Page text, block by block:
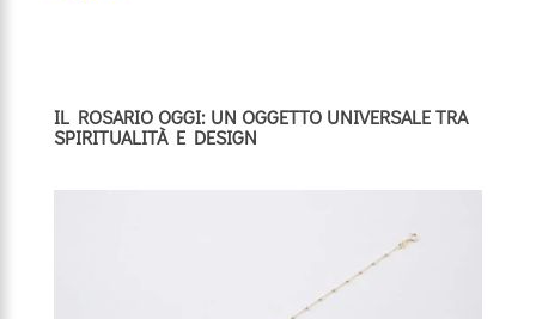
IL ROSARIO OGGI: UN OGGETTO UNIVERSALE TRA
SPIRITUALITÀ E DESIGN